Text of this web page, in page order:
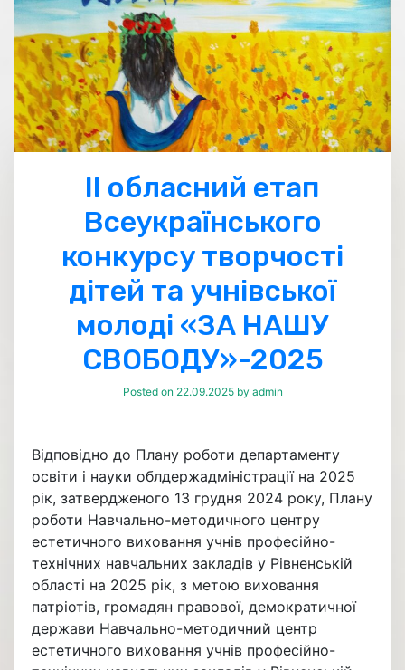
ІІ обласний етап
Всеукраїнського
конкурсу творчості
дітей та учнівської
молоді «ЗА НАШУ
СВОБОДУ»-2025
Posted on 22.09.2025by admin
Відповідно до Плану роботи департаменту
освіти і науки облдержадміністрації на 2025
рік, затвердженого 13 грудня 2024 року, Плану
роботи Навчально-методичного центру
естетичного виховання учнів професійно-
технічних навчальних закладів у Рівненській
області на 2025 рік, з метою виховання
патріотів, громадян правової, демократичної
держави Навчально-методичний центр
естетичного виховання учнів професійно-